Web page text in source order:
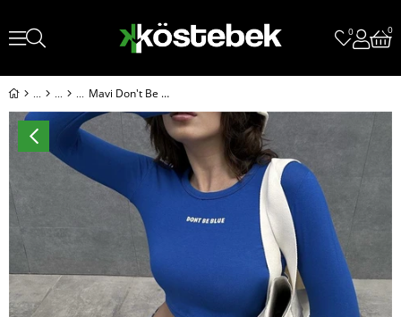
0 0
Mavi Don't Be Blue Uzun Kollu Crop